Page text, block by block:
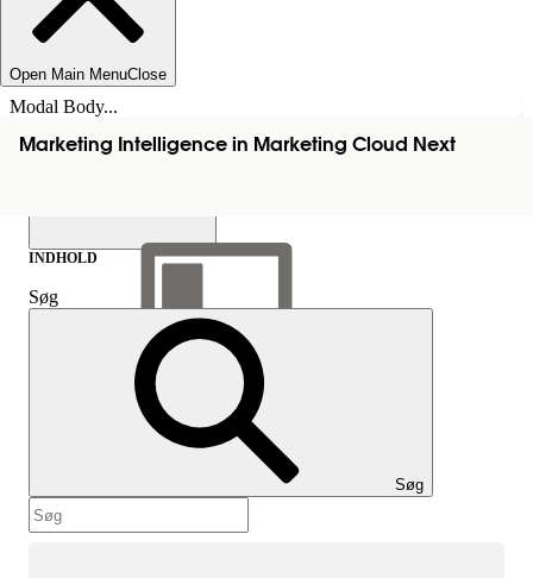
Open Main MenuClose
Modal Body...
Marketing Intelligence in Marketing Cloud Next
Vis indholdsfortegnelse
Indhold
INDHOLD
Søg
Søg